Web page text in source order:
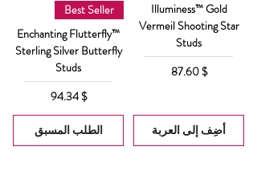
Illuminess™ Gold
Vermeil Shooting Star
Studs
السعر
$ 87.60
أضِف إلى العربة
Best Seller
Enchanting Flutterfly™
Sterling Silver Butterfly
Studs
السعر
$ 94.34
الطلب المسبق